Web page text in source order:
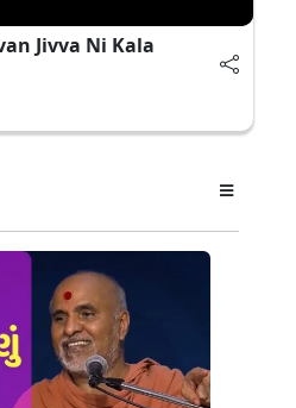
Jivva Ni Kala